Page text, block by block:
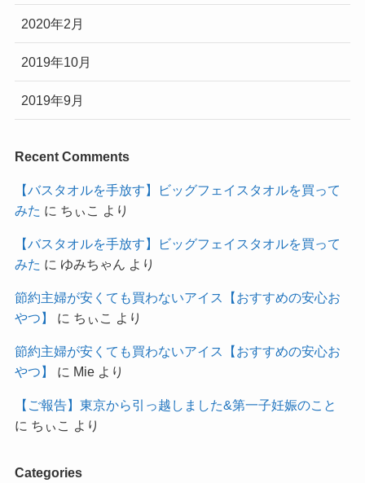
2020年2月
2019年10月
2019年9月
Recent Comments
【バスタオルを手放す】ビッグフェイスタオルを買って
みた に ちぃこ より
【バスタオルを手放す】ビッグフェイスタオルを買って
みた に ゆみちゃん より
節約主婦が安くても買わないアイス【おすすめの安心お
やつ】
に ちぃこ より
節約主婦が安くても買わないアイス【おすすめの安心お
やつ】
に Mieより
【ご報告】東京から引っ越しました&第一子妊娠のこと
に ちぃこ より
Categories